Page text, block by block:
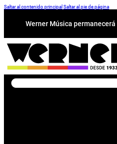
Saltar al contenido principal Saltar al pie de página
Werner Música
Buscar